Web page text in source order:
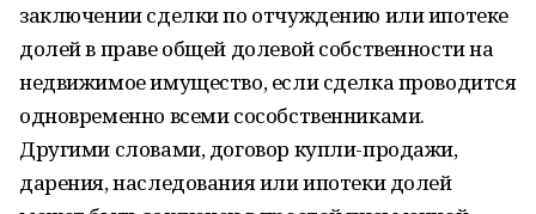
заключении сделки по отчуждению или ипотеке
долей в праве общей долевой собственности на
недвижимое имущество, если сделка проводится
одновременно всеми сособственниками.
Другими словами, договор купли-продажи,
дарения, наследования или ипотеки долей